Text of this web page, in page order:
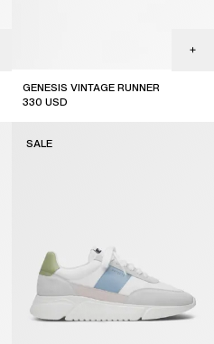
GENESIS VINTAGE RUNNER
330 USD
SALE